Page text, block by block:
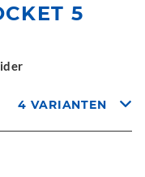
5
4 VARIANTEN